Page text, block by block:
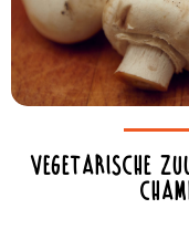
Vegetarische